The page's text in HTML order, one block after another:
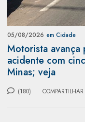
05/08/2026 em Cidade
Motorista
acidente com
Minas; veja
(180) COMPARTILHAR